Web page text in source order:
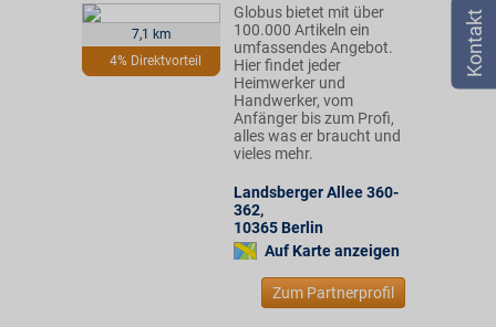
☎ 0800 - 279 25 82
7,1 km
4% Direktvorteil
Globus bietet mit über
100.000 Artikeln ein
umfassendes Angebot.
Hier findet jeder
Heimwerker und
Handwerker, vom
Anfänger bis zum Profi,
alles was er braucht und
vieles mehr.
Landsberger Allee 360-
362,
10365 Berlin
Auf Karte anzeigen
Zum Partnerprofil